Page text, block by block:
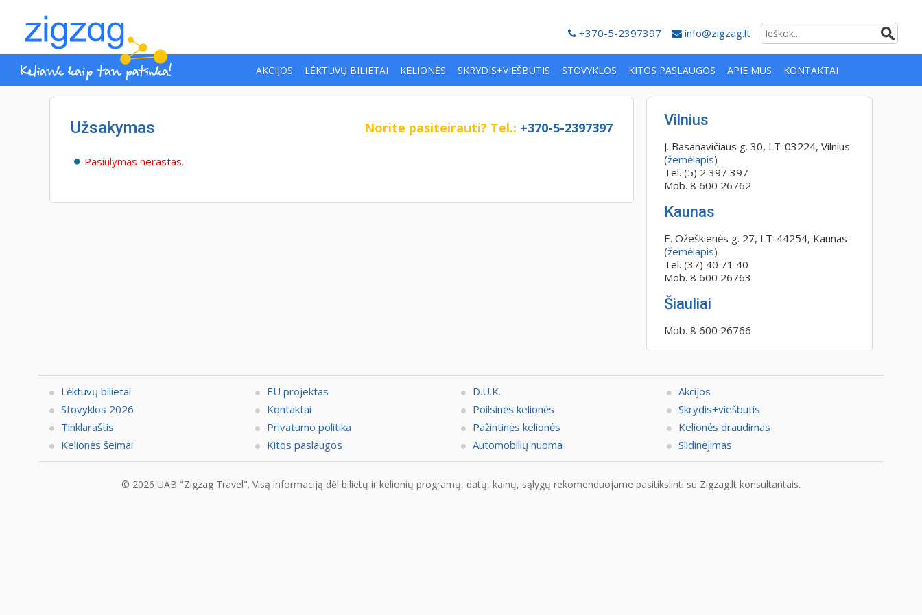
+370-5-2397397 info@zigzag.lt
AKCIJOS LĖKTUVŲ BILIETAI KELIONĖS SKRYDIS+VIEŠBUTIS STOVYKLOS KITOS PASLAUGOS APIE MUS KONTAKTAI
Užsakymas Norite pasiteirauti? Tel.: +370-5-2397397
Pasiūlymas nerastas.
Vilnius
J. Basanavičiaus g. 30, LT-03224, Vilnius
(žemėlapis)
Tel. (5) 2 397 397
Mob. 8 600 26762
Kaunas
E. Ožeškienės g. 27, LT-44254, Kaunas
(žemėlapis)
Tel. (37) 40 71 40
Mob. 8 600 26763
Šiauliai
Mob. 8 600 26766
Lėktuvų bilietai EU projektas D.U.K.
Akcijos
Stovyklos 2026
Kontaktai Poilsinės kelionės
Skrydis+viešbutis
Tinklaraštis
Privatumo politika Pažintinės kelionės
Kelionės draudimas
Kelionės šeimai
Kitos paslaugos Automobilių nuoma Slidinėjimas
© 2026 UAB "Zigzag Travel". Visą informaciją dėl bilietų ir kelionių programų, datų, kainų, sąlygų rekomenduojame pasitikslinti su Zigzag.lt konsultantais.